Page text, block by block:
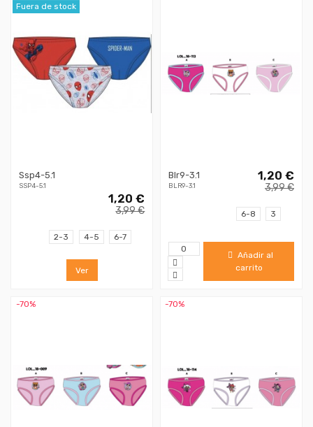
Fuera de stock
Ssp4-5.1
SSP4-5.1
1,20 €
3,99 €
2-3 4-5 6-7
Ver
Blr9-3.1
BLR9-3.1
1,20 €
3,99 €
6-8 3
Añadir al
carrito
-70% -70%